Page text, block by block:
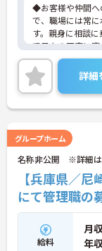
◆お客様や仲間へ
で、職場には常
す。親身に相談
で日々の不安に
にさせないフォ
く、中途入社で
◆無資格からでも
「資格取得支援
修から国家資格
けて資格取得に挑
◆法人独自の介護
により、身につけ
し手当で還元。
月1回の上司との
目標に寄り添う手
す。
詳細
グループホーム
名称非公開 ※詳細は
【兵庫県／
にて管理職の
給料
月
年